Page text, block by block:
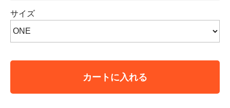
サイズ
カートに入れる